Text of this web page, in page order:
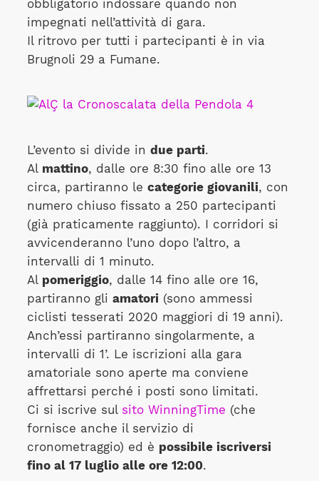
obbligatorio indossare quando non
impegnati nell’attività di gara.
Il ritrovo per tutti i partecipanti è in via
Brugnoli 29 a Fumane.
L’evento si divide in due parti.
Al mattino, dalle ore 8:30 fino alle ore 13
circa, partiranno le categorie giovanili, con
numero chiuso fissato a 250 partecipanti
(già praticamente raggiunto). I corridori si
avvicenderanno l’uno dopo l’altro, a
intervalli di 1 minuto.
Al pomeriggio, dalle 14 fino alle ore 16,
partiranno gli amatori(sono ammessi
ciclisti tesserati 2020 maggiori di 19 anni).
Anch’essi partiranno singolarmente, a
intervalli di 1’. Le iscrizioni alla gara
amatoriale sono aperte ma conviene
affrettarsi perché i posti sono limitati.
Ci si iscrive sul sito WinningTime (che
fornisce anche il servizio di
cronometraggio) ed è possibile iscriversi
fino al 17 luglio alle ore 12:00.